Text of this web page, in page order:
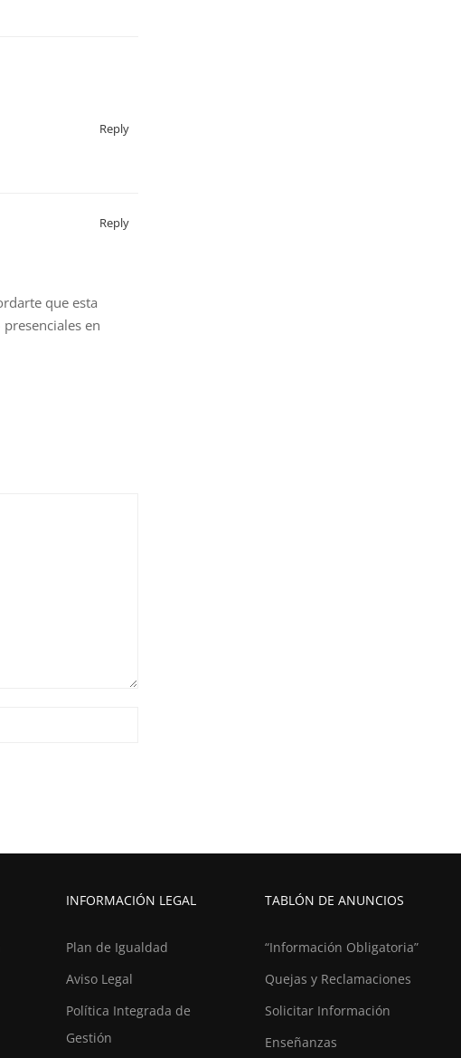
Reply
Reply
que esta
en
INFORMACIÓN LEGAL
Plan de Igualdad
Aviso Legal
Política Integrada de
Gestión
TABLÓN DE ANUNCIOS
“Información Obligatoria”
Quejas y Reclamaciones
Solicitar Información
Enseñanzas